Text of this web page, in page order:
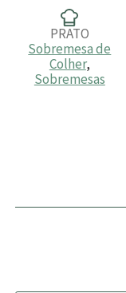
PRATO
Sobremesa de
Colher,
Sobremesas